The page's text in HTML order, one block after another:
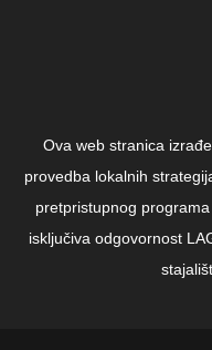
Ova web stranica
provedba lokalnih
pretpristupnog
isključiva odgovornost